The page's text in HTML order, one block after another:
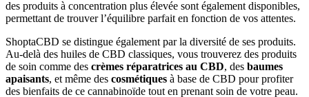
des produits à concentration plus élevée sont également disponibles,
permettant de trouver l’équilibre parfait en fonction de vos attentes.
ShoptaCBD se distingue également par la diversité de ses produits.
Au-delà des huiles de CBD classiques, vous trouverez des produits
de soin comme des crèmes réparatrices au CBD, des baumes
apaisants, et même des cosmétiques à base de CBD pour profiter
des bienfaits de ce cannabinoïde tout en prenant soin de votre peau.